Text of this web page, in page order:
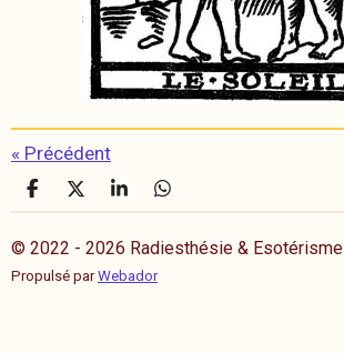
« Précédent
P
a
r
t
a
P
a
a
P
a
r
t
a
P
a
r
t
© 2022 - 2026 Radiesthésie & Esotérisme
Propulsé parWebador